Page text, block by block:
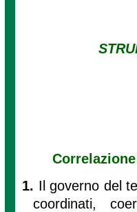
1. Il governo del
coordinati,